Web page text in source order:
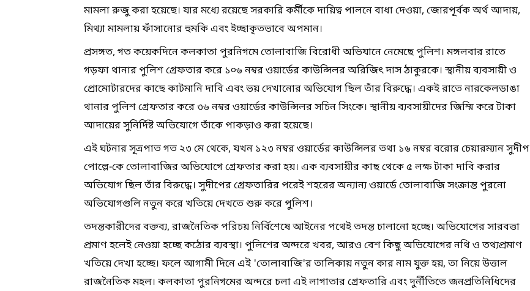
মামলা রুজু করা হয়েছে। যার মধ্যে রয়েছে সরকারি কর্মীকে দায়িত্ব পালনে বাধা দেওয়া, জোরপূর্বক অর্থ আদায়,
মিথ্যা মামলায় ফাঁসানোর হুমকি এবং ইচ্ছাকৃতভাবে অপমান।
প্রসঙ্গত, গত কয়েকদিনে কলকাতা পুরনিগমে তোলাবাজি বিরোধী অভিযানে নেমেছে পুলিশ। মঙ্গলবার রাতে
গড়ফা থানার পুলিশ গ্রেফতার করে ১০৬ নম্বর ওয়ার্ডের কাউন্সিলর অরিজিৎ দাস ঠাকুরকে। স্থানীয় ব্যবসায়ী ও
প্রোমোটারদের কাছে কাটমানি দাবি এবং ভয় দেখানোর অভিযোগ ছিল তাঁর বিরুদ্ধে। একই রাতে নারকেলডাঙা
থানার পুলিশ গ্রেফতার করে ৩৬ নম্বর ওয়ার্ডের কাউন্সিলর সচিন সিংকে। স্থানীয় ব্যবসায়ীদের জিম্মি করে টাকা
আদায়ের সুনির্দিষ্ট অভিযোগে তাঁকে পাকড়াও করা হয়েছে।
এই ঘটনার সূত্রপাত গত ২৩ মে থেকে, যখন ১২৩ নম্বর ওয়ার্ডের কাউন্সিলর তথা ১৬ নম্বর বরোর চেয়ারম্যান সুদীপ
পোল্লে-কে তোলাবাজির অভিযোগে গ্রেফতার করা হয়। এক ব্যবসায়ীর কাছ থেকে ৫ লক্ষ টাকা দাবি করার
অভিযোগ ছিল তাঁর বিরুদ্ধে। সুদীপের গ্রেফতারির পরেই শহরের অন্যান্য ওয়ার্ডে তোলাবাজি সংক্রান্ত পুরনো
অভিযোগগুলি নতুন করে খতিয়ে দেখতে শুরু করে পুলিশ।
তদন্তকারীদের বক্তব্য, রাজনৈতিক পরিচয় নির্বিশেষে আইনের পথেই তদন্ত চালানো হচ্ছে। অভিযোগের সারবত্তা
প্রমাণ হলেই নেওয়া হচ্ছে কঠোর ব্যবস্থা। পুলিশের অন্দরে খবর, আরও বেশ কিছু অভিযোগের নথি ও তথ্যপ্রমাণ
খতিয়ে দেখা হচ্ছে। ফলে আগামী দিনে এই 'তোলাবাজি'র তালিকায় নতুন কার নাম যুক্ত হয়, তা নিয়ে উত্তাল
রাজনৈতিক মহল। কলকাতা পুরনিগমের অন্দরে চলা এই লাগাতার গ্রেফতারি এবং দুর্নীতিতে জনপ্রতিনিধিদের